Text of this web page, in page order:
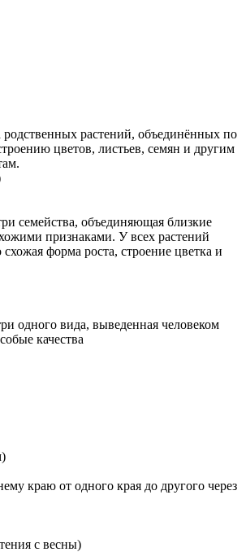
родственных растений, объединённых по
цветов, листьев, семян и другим
семейства, объединяющая близкие
признаками. У всех растений
форма роста, строение цветка и
одного вида, выведенная человеком
качества
краю от одного края до другого через
с весны)